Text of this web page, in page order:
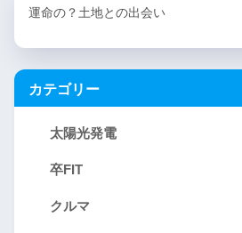
運命の？土地との出会い
カテゴリー
太陽光発電
卒FIT
クルマ